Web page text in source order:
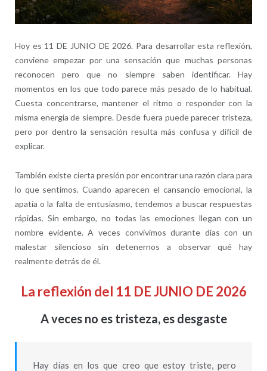
Hoy es 11 DE JUNIO DE 2026. Para desarrollar esta reflexión,
conviene empezar por una sensación que muchas personas
reconocen pero que no siempre saben identificar. Hay
momentos en los que todo parece más pesado de lo habitual.
Cuesta concentrarse, mantener el ritmo o responder con la
misma energía de siempre. Desde fuera puede parecer tristeza,
pero por dentro la sensación resulta más confusa y difícil de
explicar.
También existe cierta presión por encontrar una razón clara para
lo que sentimos. Cuando aparecen el cansancio emocional, la
apatía o la falta de entusiasmo, tendemos a buscar respuestas
rápidas. Sin embargo, no todas las emociones llegan con un
nombre evidente. A veces convivimos durante días con un
malestar silencioso sin detenernos a observar qué hay
realmente detrás de él.
La reflexión del 11 DE JUNIO DE 2026
A veces no es tristeza, es desgaste
Hay días en los que creo que estoy triste, pero